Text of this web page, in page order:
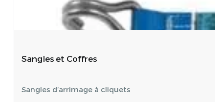
Sangles et Coffres
Sangles d’arrimage à cliquets